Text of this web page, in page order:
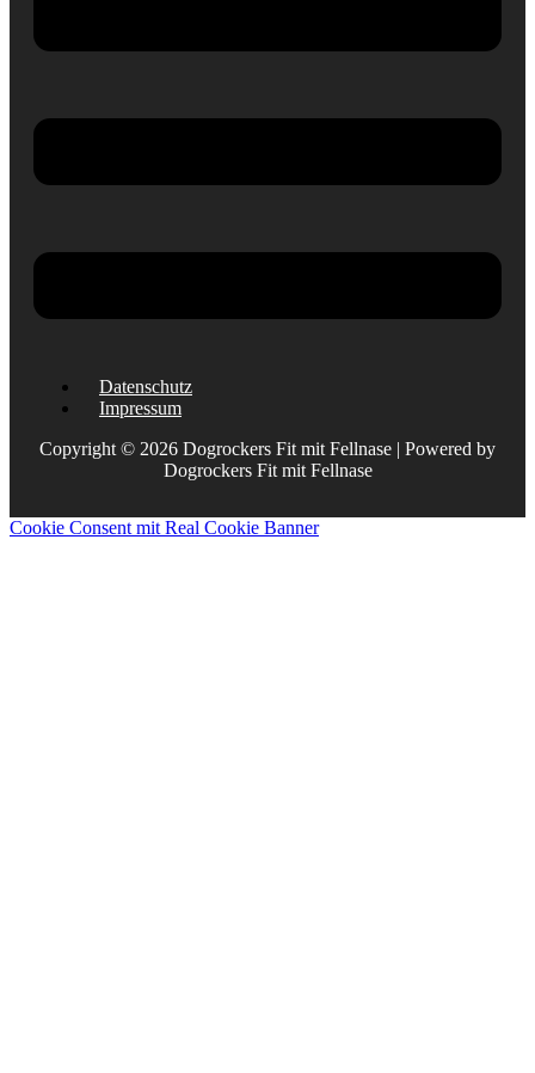
Datenschutz
Impressum
Copyright © 2026 Dogrockers Fit mit Fellnase | Powered by
Dogrockers Fit mit Fellnase
Cookie Consent mit Real Cookie Banner